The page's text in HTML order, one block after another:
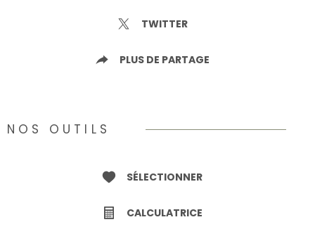
TWITTER
PLUS DE PARTAGE
NOS OUTILS
SÉLECTIONNER
CALCULATRICE